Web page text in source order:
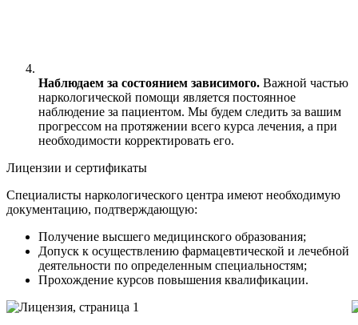
Наблюдаем за состоянием зависимого. Важной частью
наркологической помощи является постоянное
наблюдение за пациентом. Мы будем следить за вашим
прогрессом на протяжении всего курса лечения, а при
необходимости корректировать его.
Лицензии и сертификаты
Специалисты наркологического центра имеют необходимую
документацию, подтверждающую:
Получение высшего медицинского образования;
Допуск к осуществлению фармацевтической и лечебной
деятельности по определенным специальностям;
Прохождение курсов повышения квалификации.